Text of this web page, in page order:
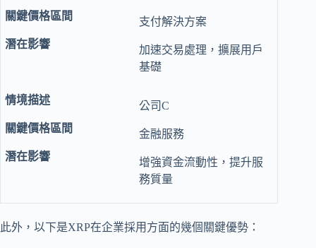
支付解決方案
加速交易處理，擴展用戶
基礎
公司C
金融服務
增強資金流動性，提升服
務質量
此外，以下是XRP在企業採用方面的幾個關鍵優勢：